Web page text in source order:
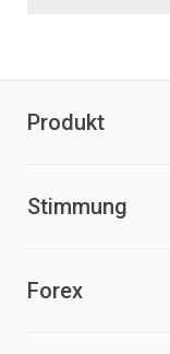
Produkt
Stimmung
Forex